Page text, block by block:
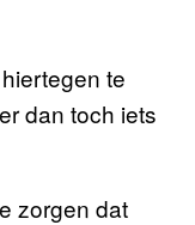
te
dan toch iets
zorgen dat